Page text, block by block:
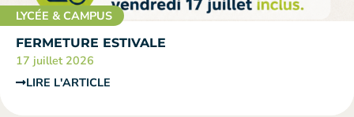
LYCÉE & CAMPUS
FERMETURE ESTIVALE
17 juillet 2026
LIRE L'ARTICLE